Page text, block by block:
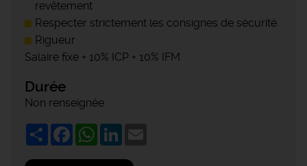
revêtement
Respecter strictement les consignes de sécurité
Rigueur
Salaire fixe + 10% ICP + 10% IFM
Durée
Non renseignée
ShareFacebookWhatsApp
LinkedIn